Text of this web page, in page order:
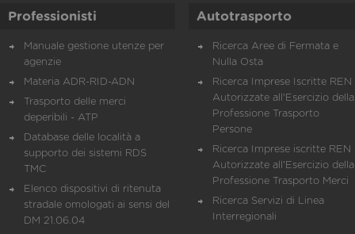
Professionisti
Manuale gestione utenze per
agenzie
Materia ADR-RID-ADN
Trasporto delle merci
deperibili - ATP
Database delle località a
supporto dei sistemi RDS
TMC
Elenco dispositivi di ritenuta
stradale omologati ai sensi del
DM 21.06.04
Autotrasporto
Ricerca Aree di Fermata e
Nulla Osta
Ricerca Imprese Iscritte REN
Autorizzate all'Esercizio della
Professione Trasporto
Persone
Ricerca Imprese iscritte REN
Autorizzate all'Esercizio della
Professione Trasporto Merci
Ricerca Servizi di Linea
Interregionali